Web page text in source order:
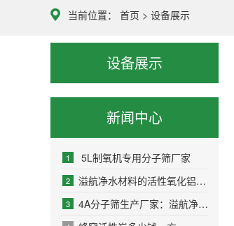
当前位置： 首页 > 设备展示
设备展示
新闻中心
1 5L制氧机专用分子筛厂家
2 溢航净水材料的活性氧化铝球种类及用途
3 4A分子筛生产厂家：溢航净水材料